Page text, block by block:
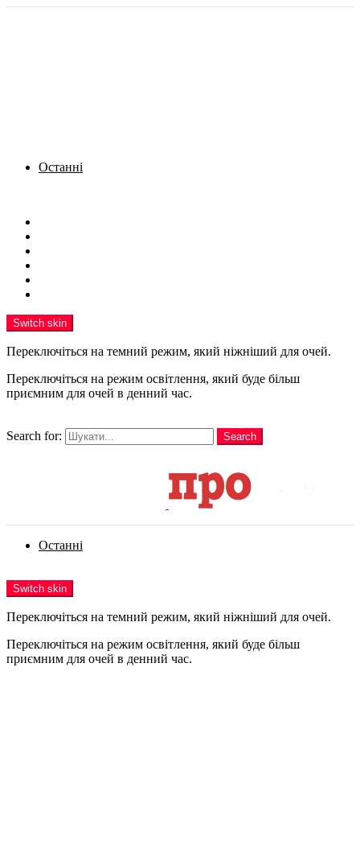
Останні
Switch skin
Переключіться на темний режим, який ніжніший для очей.
Переключіться на режим освітлення, який буде більш
приємним для очей в денний час.
Search for:
Search
Останні
Switch skin
Переключіться на темний режим, який ніжніший для очей.
Переключіться на режим освітлення, який буде більш
приємним для очей в денний час.